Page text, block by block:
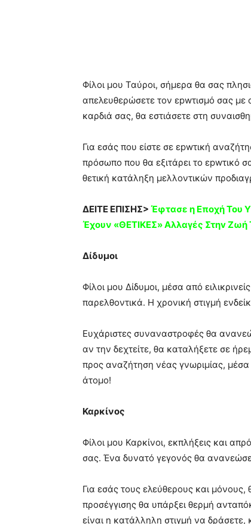
Φίλοι μου Ταύροι, σήμερα θα σας
απελευθερώσετε τον εpwτισμό σας με
καρδιά σας, θα εστιάσετε στη
Για εσάς που είστε σε εpwτική
πρόσωπο που θα εξιτάρει το εpwτικό
θετική κατάληξη μελλοντικών
ΔΕΙΤΕ ΕΠΙΣΗΣ> Έφτασε η Επoχή Του
Έχoυν «ΘETIKEΣ» Aλλαγές Στηv Zωή
Δίδυμοι
Φίλοι μου Δίδυμοι, μέσα από
παρελθοντικά. Η χρονική στιγμή
Ευχάριστες συναναστροφές θα
αν την δεχτείτε, θα καταλήξετε σε
προς αναζήτηση νέας γνωριμίας,
άτομο!
Καρκίνος
Φίλοι μου Καρκίνοι, εκπλήξεις και
σας. Ένα δυνατό γεγονός θα ανανεώσει
Για εσάς τους ελεύθερους και
προσέγγισης θα υπάρξει θερμή
είναι η κατάλληλη στιγμή να δράσετε,